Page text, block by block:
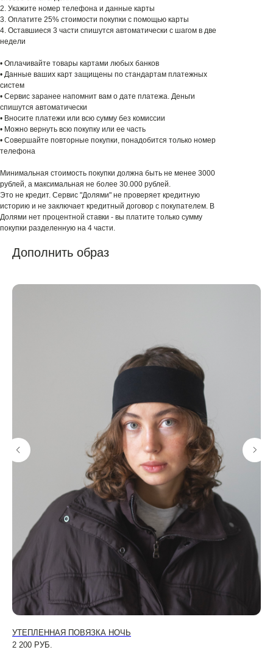
2. Укажите номер телефона и данные карты
3. Оплатите 25% стоимости покупки с помощью карты
4. Оставшиеся 3 части спишутся автоматически с шагом в две
недели
• Оплачивайте товары картами любых банков
• Данные ваших карт защищены по стандартам платежных
систем
• Сервис заранее напомнит вам о дате платежа. Деньги
спишутся автоматически
• Вносите платежи или всю сумму без комиссии
• Можно вернуть всю покупку или ее часть
• Совершайте повторные покупки, понадобится только номер
телефона
Минимальная стоимость покупки должна быть не менее 3000
рублей, а максимальная не более 30.000 рублей.
Это не кредит. Сервис "Долями" не проверяет кредитную
историю и не заключает кредитный договор с покупателем. В
Долями нет процентной ставки - вы платите только сумму
покупки разделенную на 4 части.
Дополнить образ
УТЕПЛЕННАЯ ПОВЯЗКА НОЧЬ
2 200 РУБ.